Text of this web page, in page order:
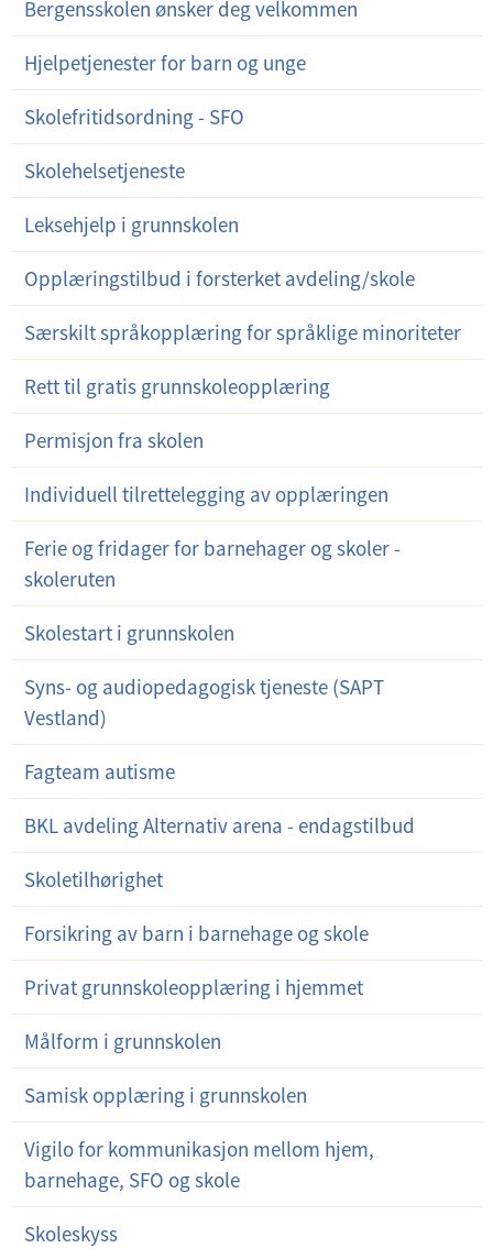
e
y
Bergensskolen ønsker deg velkommen
Hjelpetjenester for barn og unge
Skolefritidsordning - SFO
Skolehelsetjeneste
Leksehjelp i grunnskolen
Opplæringstilbud i forsterket avdeling/skole
Særskilt språkopplæring for språklige minoriteter
Rett til gratis grunnskoleopplæring
Permisjon fra skolen
Individuell tilrettelegging av opplæringen
Ferie og fridager for barnehager og skoler -
skoleruten
Skolestart i grunnskolen
Syns- og audiopedagogisk tjeneste (SAPT
Vestland)
Fagteam autisme
BKL avdeling Alternativ arena - endagstilbud
Skoletilhørighet
Forsikring av barn i barnehage og skole
Privat grunnskoleopplæring i hjemmet
Målform i grunnskolen
Samisk opplæring i grunnskolen
Vigilo for kommunikasjon mellom hjem,
barnehage, SFO og skole
Skoleskyss